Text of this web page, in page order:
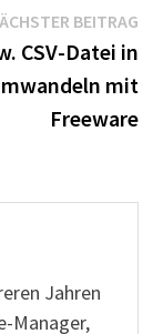
BEITRAG
CSV-Datei in
mit
Freeware
Jahren
Manager,